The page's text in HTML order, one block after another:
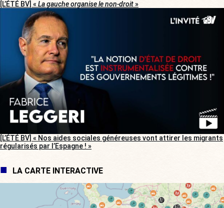
[L’ÉTÉ BV] « La gauche organise le non-droit»
[L’ÉTÉ BV] « Nos aides sociales généreuses vont attirer les migrants
régularisés par l’Espagne ! »
LA CARTE INTERACTIVE